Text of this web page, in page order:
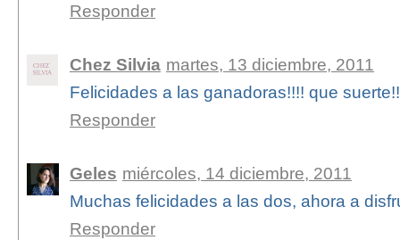
Responder
Chez Silvia martes, 13 diciembre, 2011
Felicidades a las ganadoras!!!! que
Responder
Geles miércoles, 14 diciembre, 2011
Muchas felicidades a las dos, ahora a
Responder